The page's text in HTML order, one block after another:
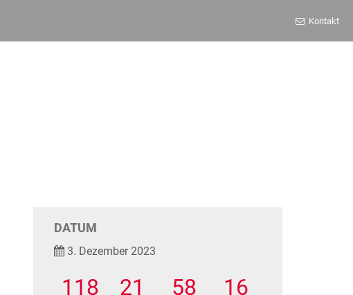
Kontakt
DATUM
3. Dezember 2023
118 21 58 16